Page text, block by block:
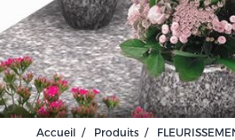
Accueil Produits